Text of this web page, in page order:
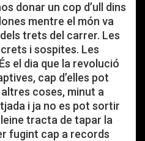
donar un cop d’ull dins
mentre el món va
trets del carrer. Les
i sospites. Les
el dia que la revolució
cap d’elles pot
coses, minut a
i ja no es pot sortir
tracta de tapar la
fugint cap a records